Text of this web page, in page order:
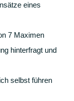
eines
7 Maximen
hinterfragt und
selbst führen